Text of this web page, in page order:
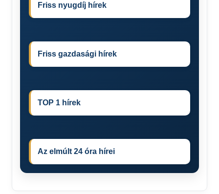
Friss nyugdíj hírek
Friss gazdasági hírek
TOP 1 hírek
Az elmúlt 24 óra hírei